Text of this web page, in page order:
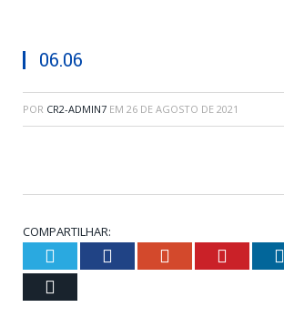
06.06
POR CR2-ADMIN7 EM 26 DE AGOSTO DE 2021
COMPARTILHAR:
Twitter Facebook Google+ Pinterest